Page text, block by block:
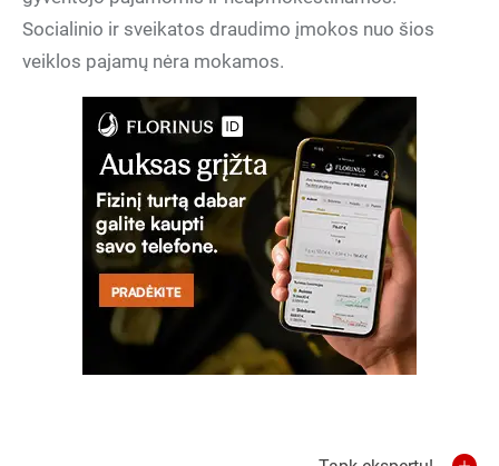
Socialinio ir sveikatos draudimo įmokos nuo šios
veiklos pajamų nėra mokamos.